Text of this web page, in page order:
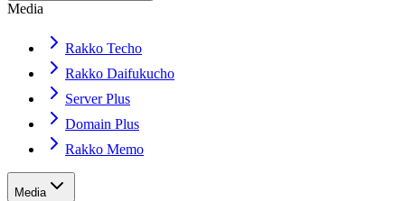
Media
Rakko Techo
Rakko Daifukucho
Server Plus
Domain Plus
Rakko Memo
Media